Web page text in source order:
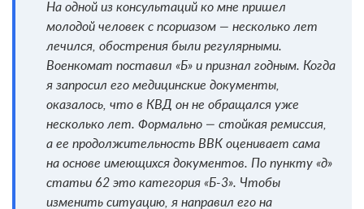
На одной из консультаций ко мне пришел
молодой человек с псориазом — несколько лет
лечился, обострения были регулярными.
Военкомат поставил «Б» и признал годным. Когда
я запросил его медицинские документы,
оказалось, что в КВД он не обращался уже
несколько лет. Формально — стойкая ремиссия,
а ее продолжительность ВВК оценивает сама
на основе имеющихся документов. По пункту «д»
статьи 62 это категория «Б-3». Чтобы
изменить ситуацию, я направил его на